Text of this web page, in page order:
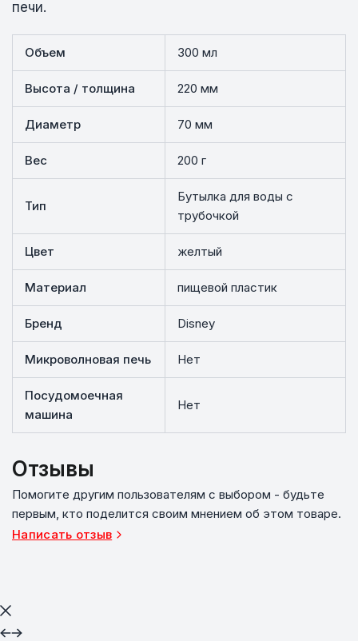
печи.
Объем 300 мл
Высота / толщина 220 мм
Диаметр 70 мм
Вес 200 г
Тип
Бутылка для воды с
трубочкой
Цвет желтый
Материал пищевой пластик
Бренд Disney
Микроволновая печь Нет
Посудомоечная
машина
Нет
Отзывы
Помогите другим пользователям с выбором - будьте
первым, кто поделится своим мнением об этом товаре.
Написать отзыв